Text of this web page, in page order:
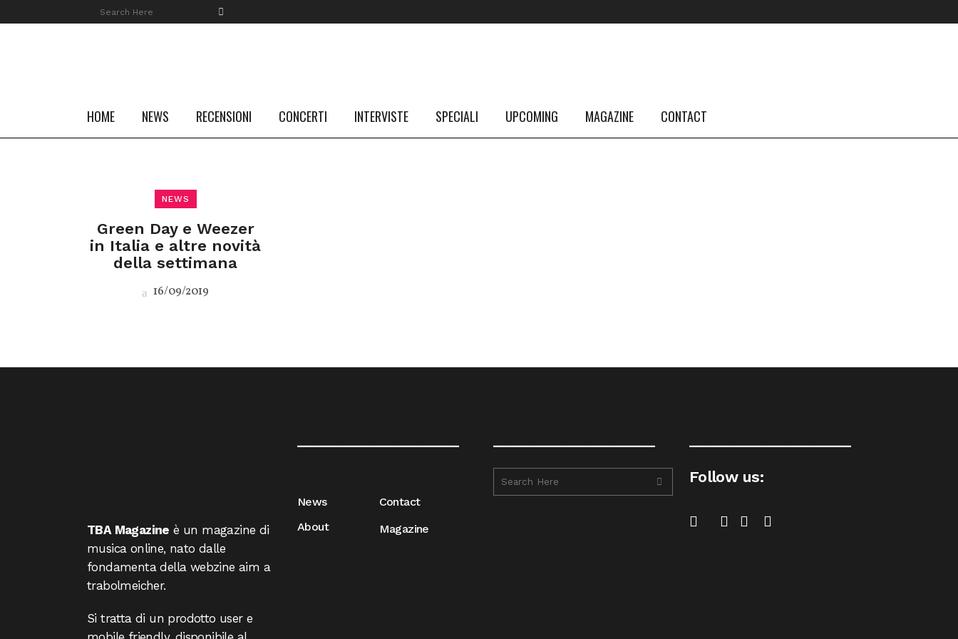
HOME NEWS RECENSIONI CONCERTI INTERVISTE SPECIALI UPCOMING MAGAZINE CONTACT
NEWS
Green Day e Weezer
in Italia e altre novità
della settimana
16/09/2019
FOLLOW US #TBA
INSTAGRAM FEED
TBA Magazine è un magazine di
musica online, nato dalle
fondamenta della webzine aim a
trabolmeicher.
Si tratta di un prodotto user e
News
About
Contact
Magazine
Follow us: